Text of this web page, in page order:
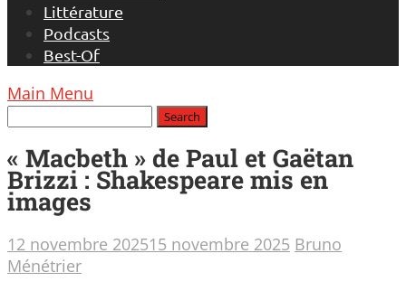
Littérature
Podcasts
Best-Of
Main Menu
« Macbeth » de Paul et Gaëtan
Brizzi : Shakespeare mis en
images
12 novembre 202515 novembre 2025 Bruno
Ménétrier